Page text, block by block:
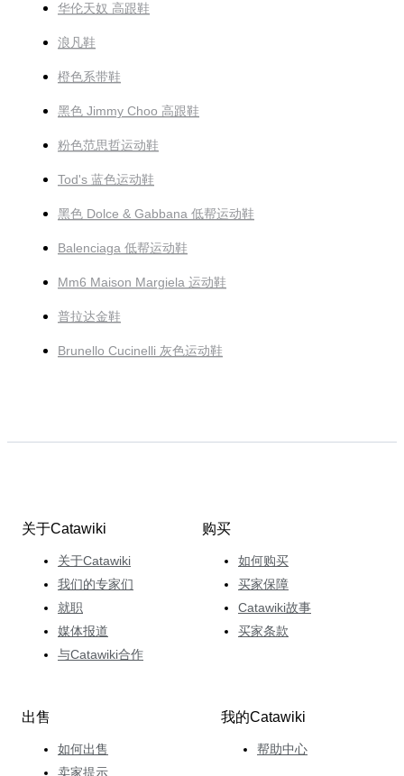
华伦天奴 高跟鞋
浪凡鞋
橙色系带鞋
黑色 Jimmy Choo 高跟鞋
粉色范思哲运动鞋
Tod's 蓝色运动鞋
黑色 Dolce & Gabbana 低帮运动鞋
Balenciaga 低帮运动鞋
Mm6 Maison Margiela 运动鞋
普拉达金鞋
Brunello Cucinelli 灰色运动鞋
关于Catawiki
关于Catawiki
我们的专家们
就职
媒体报道
与Catawiki合作
购买
如何购买
买家保障
Catawiki故事
买家条款
出售
如何出售
卖家提示
我的Catawiki
帮助中心